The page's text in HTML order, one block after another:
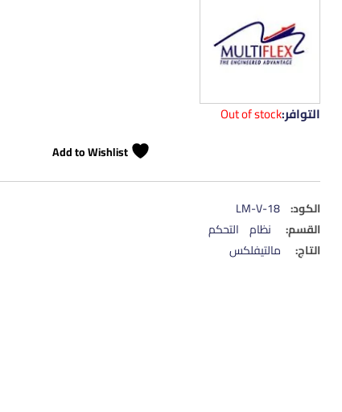
التوافر:Out of stock
Add to Wishlist
الكود: LM-V-18
القسم:
نظام التحكم
التاج:
مالتيفلكس